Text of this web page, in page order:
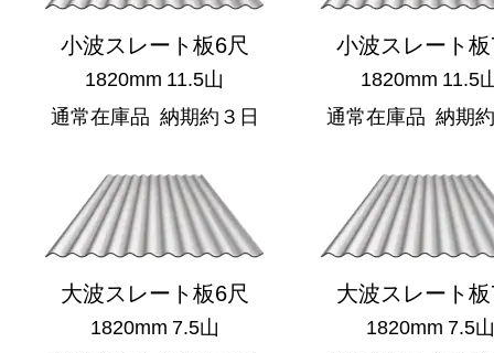
小波スレート板6尺
1820mm 11.5山
通常在庫品 納期約３日
小波スレート
1820mm 11.5
通常在庫品 納期
大波スレート板6尺
1820mm 7.5山
大波スレート
1820mm 7.5山